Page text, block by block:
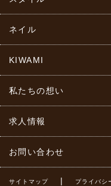
ネイル
KIWAMI
私たちの想い
求人情報
お問い合わせ
サイトマップ | プライバシ